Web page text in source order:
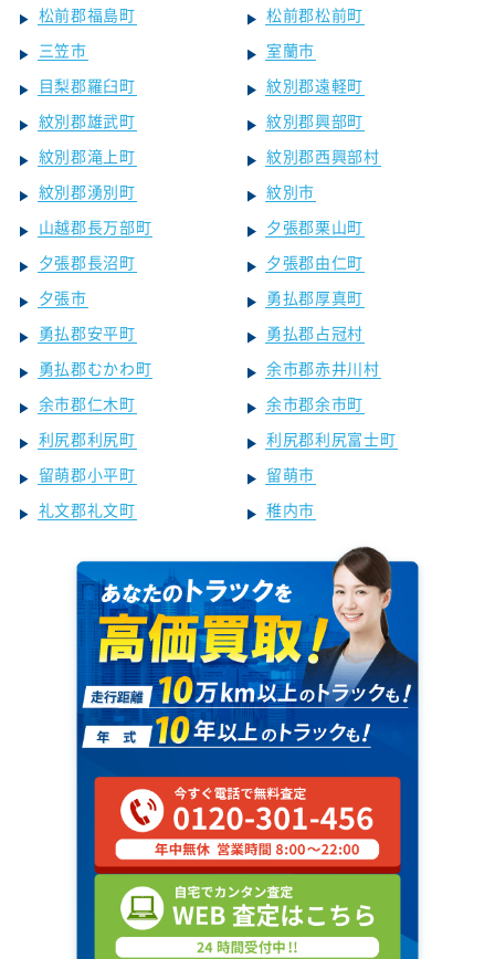
松前郡福島町
松前郡松前町
三笠市
室蘭市
目梨郡羅臼町
紋別郡遠軽町
紋別郡雄武町
紋別郡興部町
紋別郡滝上町
紋別郡西興部村
紋別郡湧別町
紋別市
山越郡長万部町
夕張郡栗山町
夕張郡長沼町
夕張郡由仁町
夕張市
勇払郡厚真町
勇払郡安平町
勇払郡占冠村
勇払郡むかわ町
余市郡赤井川村
余市郡仁木町
余市郡余市町
利尻郡利尻町
利尻郡利尻富士町
留萌郡小平町
留萌市
礼文郡礼文町
稚内市